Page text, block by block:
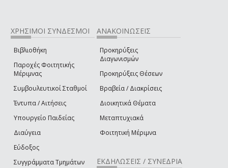
ΧΡΗΣΙΜΟΙ ΣΥΝΔΕΣΜΟΙ
Βιβλιοθήκη
Παροχές Φοιτητικής
Μέριμνας
Συμβουλευτικοί Σταθμοί
Έντυπα / Αιτήσεις
Υπουργείο Παιδείας
Διαύγεια
Εύδοξος
Συγγράμματα Τμημάτων
ΑΝΑΚΟΙΝΩΣΕΙΣ
Προκηρύξεις
Διαγωνισμών
Προκηρύξεις Θέσεων
Βραβεία / Διακρίσεις
Διοικητικά Θέματα
Μεταπτυχιακά
Φοιτητική Μέριμνα
ΕΚΔΗΛΩΣΕΙΣ / ΣΥΝΕΔΡΙΑ